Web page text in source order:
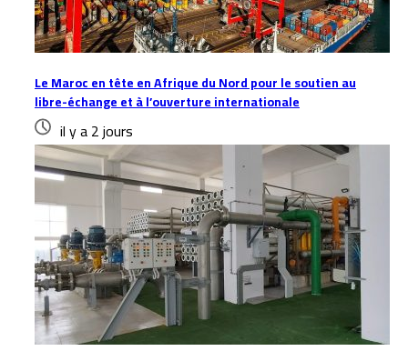
Le Maroc en tête en Afrique du Nord pour le soutien au
libre-échange et à l’ouverture internationale
il y a 2 jours